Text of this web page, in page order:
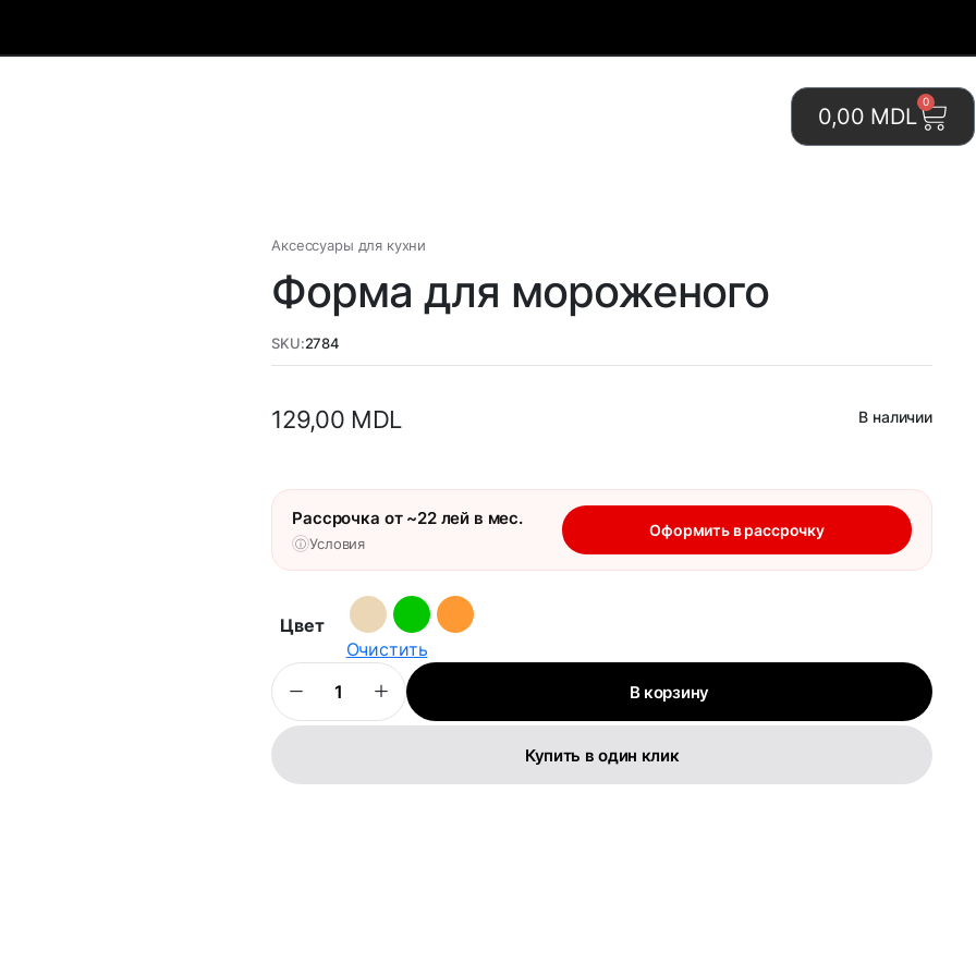
0,00 MDL
0
Аксессуары для кухни
Форма для мороженого
SKU:2784
129,00 MDL В наличии
Рассрочка от ~22 лей в мес.
ⓘ Условия
Оформить в рассрочку
Цвет
Очистить
В корзину
Купить в один клик